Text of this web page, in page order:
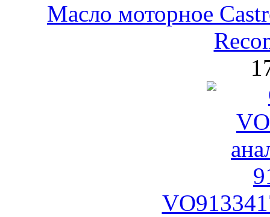
Масло моторное